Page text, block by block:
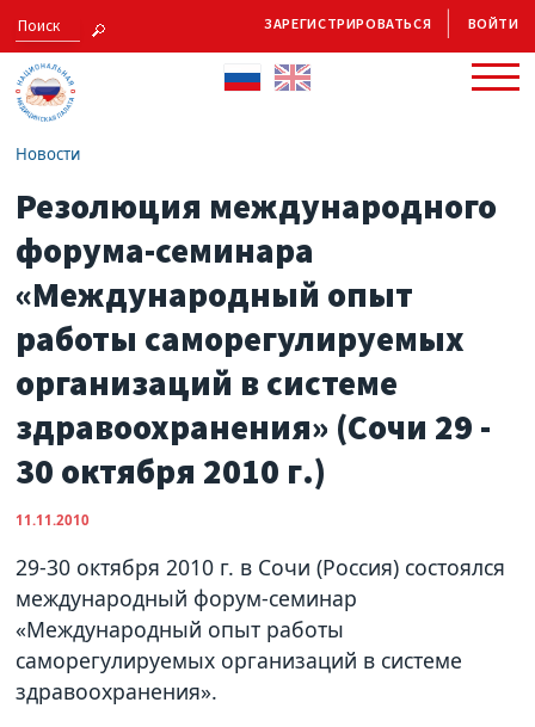
ЗАРЕГИСТРИРОВАТЬСЯ ВОЙТИ
Новости
Резолюция международного
форума-семинара
«Международный опыт
работы саморегулируемых
организаций в системе
здравоохранения» (Сочи 29 -
30 октября 2010 г.)
11.11.2010
29-30 октября 2010 г. в Сочи (Россия) состоялся
международный форум-семинар
«Международный опыт работы
саморегулируемых организаций в системе
здравоохранения».